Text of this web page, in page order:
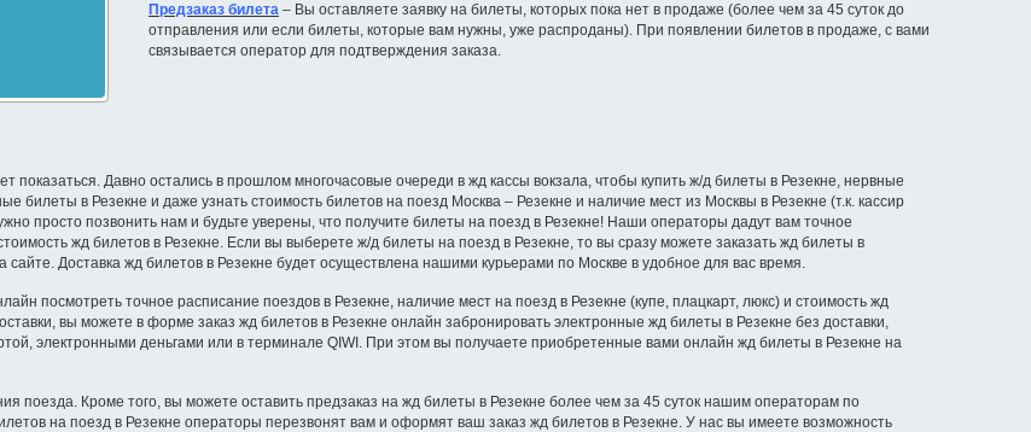
Предзаказ билета – Вы оставляете заявку на билеты, которых пока нет в продаже (более чем за 45 суток до
отправления или если билеты, которые вам нужны, уже распроданы). При появлении билетов в продаже, с вами
связывается оператор для подтверждения заказа.
Давно остались в прошлом многочасовые очереди в жд кассы вокзала, чтобы купить ж/д билеты в Резекне, нервные
в Резекне и даже узнать стоимость билетов на поезд Москва – Резекне и наличие мест из Москвы в Резекне (т.к. кассир
просто позвонить нам и будьте уверены, что получите билеты на поезд в Резекне! Наши операторы дадут вам точное
жд билетов в Резекне. Если вы выберете ж/д билеты на поезд в Резекне, то вы сразу можете заказать жд билеты в
Доставка жд билетов в Резекне будет осуществлена нашими курьерами по Москве в удобное для вас время.
посмотреть точное расписание поездов в Резекне, наличие мест на поезд в Резекне (купе, плацкарт, люкс) и стоимость жд
вы можете в форме заказ жд билетов в Резекне онлайн забронировать электронные жд билеты в Резекне без доставки,
электронными деньгами или в терминале QIWI. При этом вы получаете приобретенные вами онлайн жд билеты в Резекне на
поезда. Кроме того, вы можете оставить предзаказ на жд билеты в Резекне более чем за 45 суток нашим операторам по
на поезд в Резекне операторы перезвонят вам и оформят ваш заказ жд билетов в Резекне. У нас вы имеете возможность